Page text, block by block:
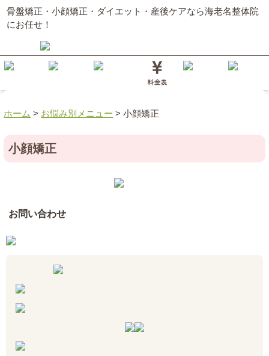
骨盤矯正・小顔矯正・ダイエット・産後ケアなら海老名整体院
にお任せ！
ホーム > お悩み別メニュー >小顔矯正
小顔矯正
お問い合わせ